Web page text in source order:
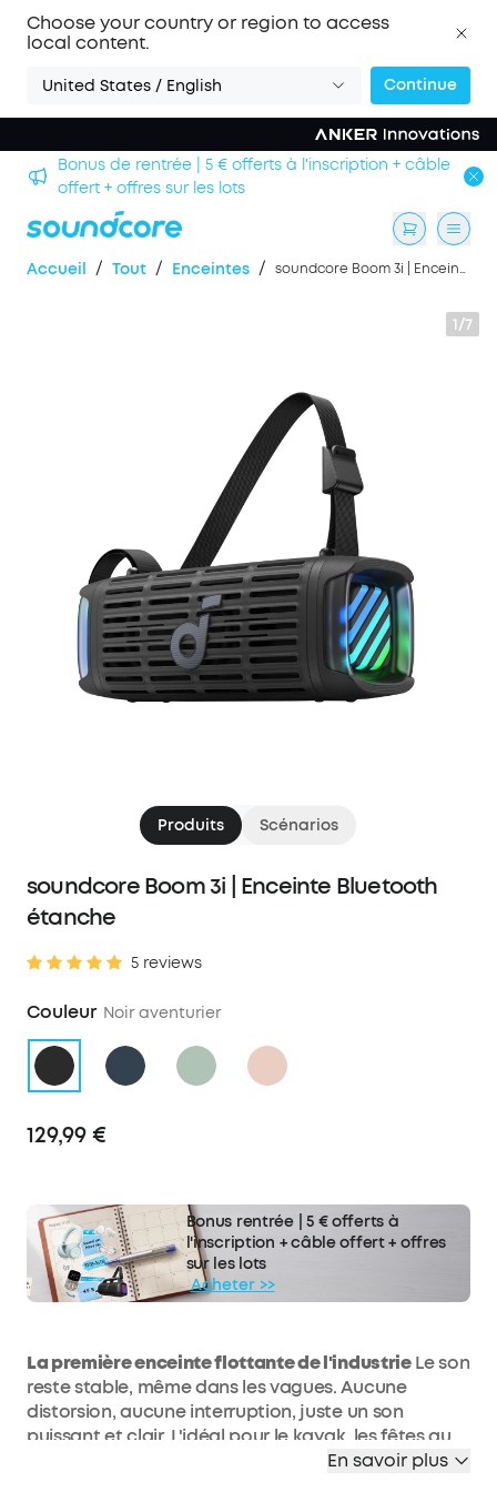
Choose your country or region to access
local content.
United States / English Continue
Bonus de rentrée | 5 € offerts à l'inscription + câble
offert + offres sur les lots
Accueil / Tout / Enceintes / soundcore Boom 3i | Enceinte Bluetooth étanche
1/7
Produits Scénarios
soundcore Boom 3i | Enceinte Bluetooth
étanche
5 reviews
Couleur Noir aventurier
129,99 €
Bonus rentrée | 5 € offerts à
l'inscription + câble offert + offres
sur les lots
Acheter >>
La première enceinte flottante de l'industrieLe son
reste stable, même dans les vagues. Aucune
distorsion, aucune interruption, juste un son
puissant et clair. L'idéal pour le kayak, les fêtes au
bord de la piscine et toutes vos aventuresEn savoir plus